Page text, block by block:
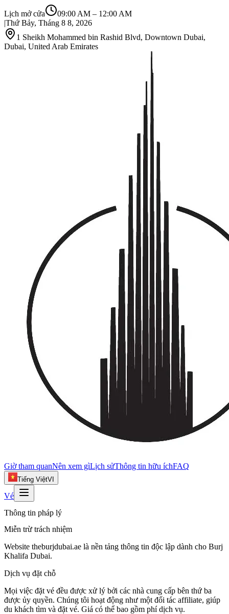
Lịch mở cửa 09:00 AM – 12:00 AM
|Thứ Bảy, Tháng 8 8, 2026
1 Sheikh Mohammed bin Rashid Blvd, Downtown Dubai,
Dubai, United Arab Emirates
Giờ tham quanNên xem gìLịch sửThông tin hữu íchFAQ
Tiếng ViệtVI
Vé
Thông tin pháp lý
Miễn trừ trách nhiệm
Website theburjdubai.ae là nền tảng thông tin độc lập dành cho Burj
Khalifa Dubai.
Dịch vụ đặt chỗ
Mọi việc đặt vé đều được xử lý bởi các nhà cung cấp bên thứ ba
được ủy quyền. Chúng tôi hoạt động như một đối tác affiliate, giúp
du khách tìm và đặt vé. Giá có thể bao gồm phí dịch vụ.